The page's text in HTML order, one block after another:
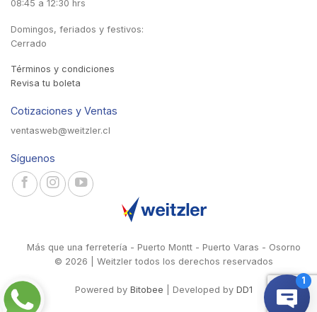
08:45 a 12:30 hrs
Domingos, feriados y festivos:
Cerrado
Términos y condiciones
Revisa tu boleta
Cotizaciones y Ventas
ventasweb@weitzler.cl
Síguenos
Más que una ferretería - Puerto Montt - Puerto Varas - Osorno
© 2026 | Weitzler todos los derechos reservados
Powered by Bitobee | Developed by DD1